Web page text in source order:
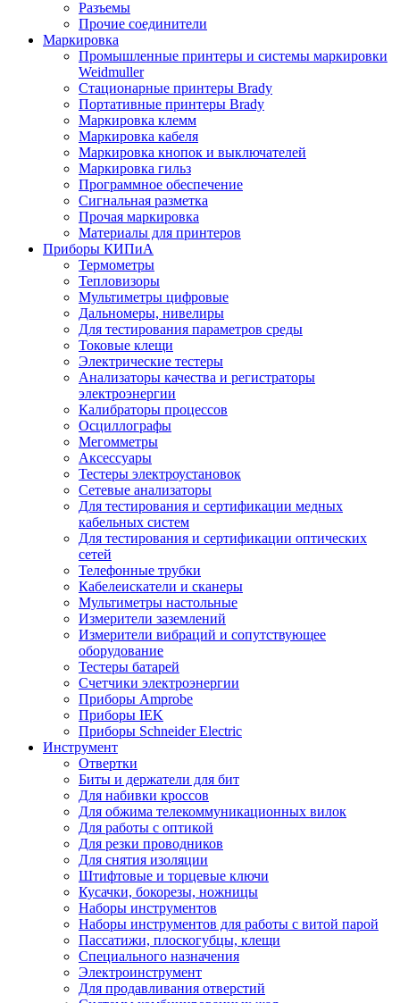
Разъемы
Прочие соединители
Маркировка
Промышленные принтеры и системы маркировки
Weidmuller
Стационарные принтеры Brady
Портативные принтеры Brady
Маркировка клемм
Маркировка кабеля
Маркировка кнопок и выключателей
Маркировка гильз
Программное обеспечение
Сигнальная разметка
Прочая маркировка
Материалы для принтеров
Приборы КИПиА
Термометры
Тепловизоры
Мультиметры цифровые
Дальномеры, нивелиры
Для тестирования параметров среды
Токовые клещи
Электрические тестеры
Анализаторы качества и регистраторы
электроэнергии
Калибраторы процессов
Осциллографы
Мегомметры
Аксессуары
Тестеры электроустановок
Сетевые анализаторы
Для тестирования и сертификации медных
кабельных систем
Для тестирования и сертификации оптических
сетей
Телефонные трубки
Кабелеискатели и сканеры
Мультиметры настольные
Измерители заземлений
Измерители вибраций и сопутствующее
оборудование
Тестеры батарей
Счетчики электроэнергии
Приборы Amprobe
Приборы IEK
Приборы Schneider Electric
Инструмент
Отвертки
Биты и держатели для бит
Для набивки кроссов
Для обжима телекоммуникационных вилок
Для работы с оптикой
Для резки проводников
Для снятия изоляции
Штифтовые и торцевые ключи
Кусачки, бокорезы, ножницы
Наборы инструментов
Наборы инструментов для работы с витой парой
Пассатижи, плоскогубцы, клещи
Специального назначения
Электроинструмент
Для продавливания отверстий